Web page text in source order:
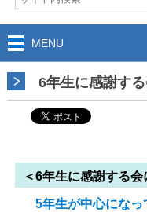
MENU
6年生に感謝す
＜6年生に感謝する
5年生が中心になっ